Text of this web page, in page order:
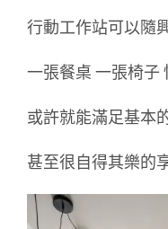
行動工作站可以隨
一張餐桌 一張椅子
或許就能滿足基本
甚至很自得其樂的